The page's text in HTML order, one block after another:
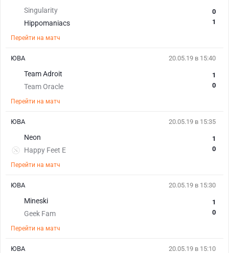
Singularity
Hippomaniacs
0
1
Перейти на матч
20.05.19 в 15:40
Team Adroit
Team Oracle
1
0
Перейти на матч
ЮВА
20.05.19 в 15:35
Neon
Happy Feet E
1
0
Перейти на матч
ЮВА
20.05.19 в 15:30
Mineski
Geek Fam
1
0
Перейти на матч
ЮВА
20.05.19 в 15:10
ЮВА